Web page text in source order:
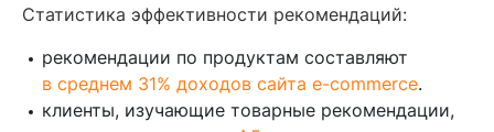
Статистика эффективности рекомендаций:
рекомендации по продуктам составляют
в среднем 31% доходов сайта e-commerce.
клиенты, изучающие товарные рекомендации,